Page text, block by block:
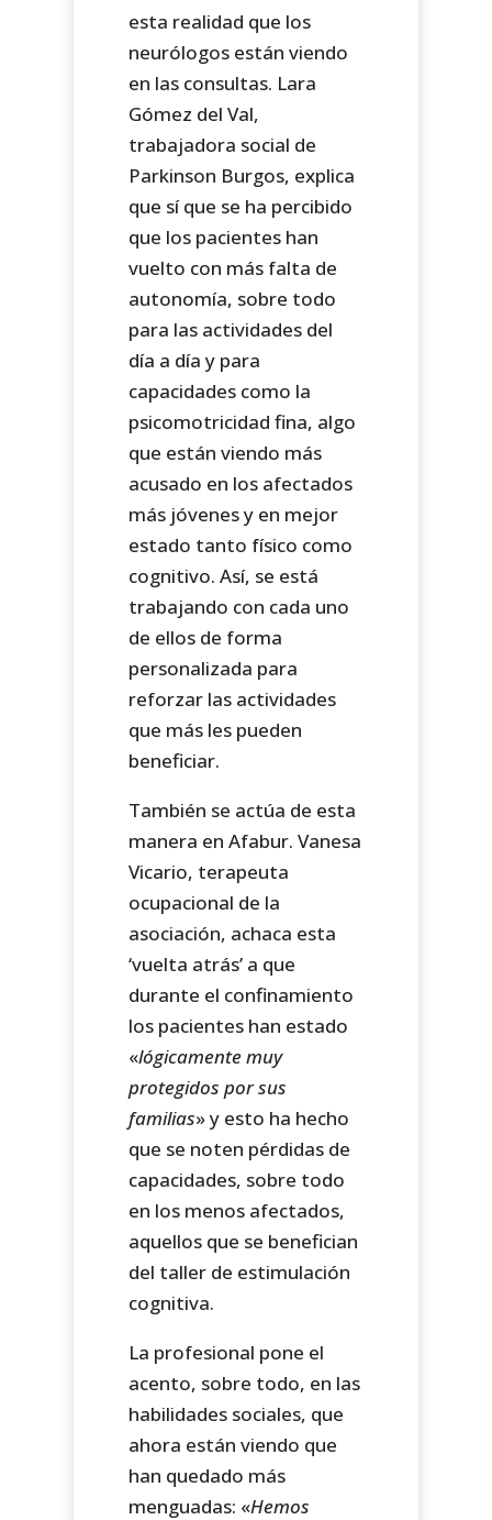
esta realidad que los
neurólogos están viendo
en las consultas. Lara
Gómez del Val,
trabajadora social de
Parkinson Burgos, explica
que sí que se ha percibido
que los pacientes han
vuelto con más falta de
autonomía, sobre todo
para las actividades del
día a día y para
capacidades como la
psicomotricidad fina, algo
que están viendo más
acusado en los afectados
más jóvenes y en mejor
estado tanto físico como
cognitivo. Así, se está
trabajando con cada uno
de ellos de forma
personalizada para
reforzar las actividades
que más les pueden
beneficiar.
También se actúa de esta
manera en Afabur. Vanesa
Vicario, terapeuta
ocupacional de la
asociación, achaca esta
‘vuelta atrás’ a que
durante el confinamiento
los pacientes han estado
«lógicamente muy
protegidos por sus
familias» y esto ha hecho
que se noten pérdidas de
capacidades, sobre todo
en los menos afectados,
aquellos que se benefician
del taller de estimulación
cognitiva.
La profesional pone el
acento, sobre todo, en las
habilidades sociales, que
ahora están viendo que
han quedado más
menguadas: «Hemos